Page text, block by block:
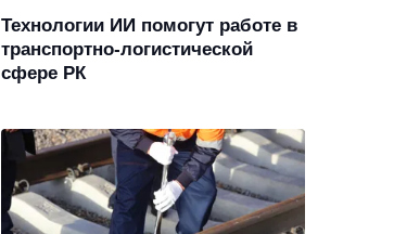
Технологии ИИ помогут работе в
транспортно-логистической
сфере РК